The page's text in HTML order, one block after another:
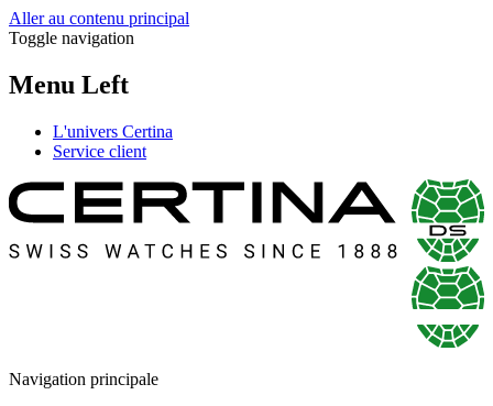
Aller au contenu principal
Toggle navigation
Menu Left
L'univers Certina
Service client
Navigation principale